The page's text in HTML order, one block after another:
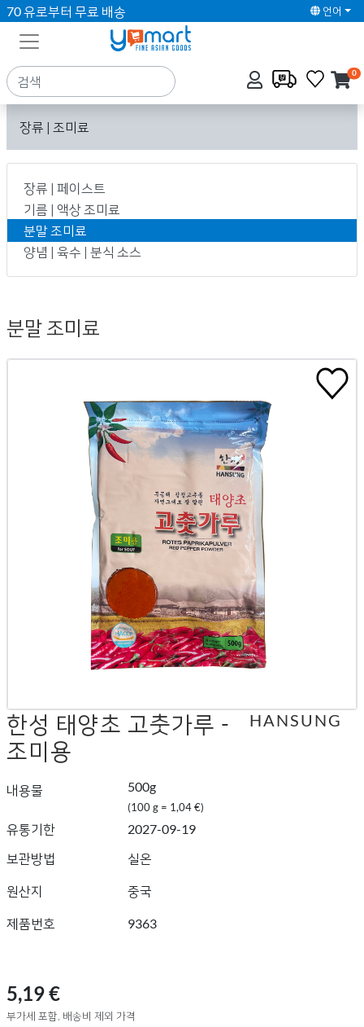
70 유로부터 무료 배송 언어
0
장류 | 조미료
장류 | 페이스트
기름 | 액상 조미료
분말 조미료
양념 | 육수 | 분식 소스
분말 조미료
한성 태양초 고춧가루 -
조미용
내용물 500g
(100 g = 1,04 €)
유통기한
2027-09-19
보관방법
실온
원산지 중국
제품번호 9363
HANSUNG
5,19 €
부가세 포함, 배송비 제외 가격